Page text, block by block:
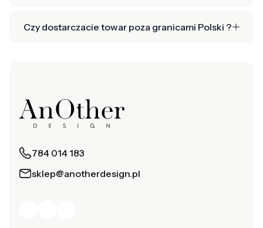
Czy dostarczacie towar poza granicami Polski ?
784 014 183
sklep@anotherdesign.pl